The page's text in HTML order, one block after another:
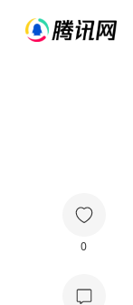
0